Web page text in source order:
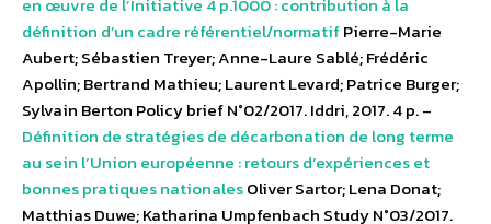
en œuvre de l’Initiative 4 p.1000 : contribution à la
définition d’un cadre référentiel/normatifPierre-Marie
Aubert; Sébastien Treyer; Anne-Laure Sablé; Frédéric
Apollin; Bertrand Mathieu; Laurent Levard; Patrice Burger;
Sylvain Berton Policy brief N°02/2017. Iddri, 2017. 4 p. –
Définition de stratégies de décarbonation de long terme
au sein l’Union européenne : retours d’expériences et
bonnes pratiques nationalesOliver Sartor; Lena Donat;
Matthias Duwe; Katharina Umpfenbach Study N°03/2017.